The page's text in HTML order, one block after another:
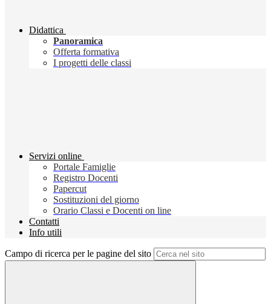
Didattica
Panoramica
Offerta formativa
I progetti delle classi
Servizi online
Portale Famiglie
Registro Docenti
Papercut
Sostituzioni del giorno
Orario Classi e Docenti on line
Contatti
Info utili
Campo di ricerca per le pagine del sito